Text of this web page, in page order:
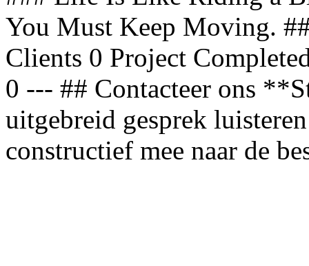
You Must Keep Moving.
Clients 0 Project
0 --- ## Contacteer ons
uitgebreid gesprek
constructief mee naar de